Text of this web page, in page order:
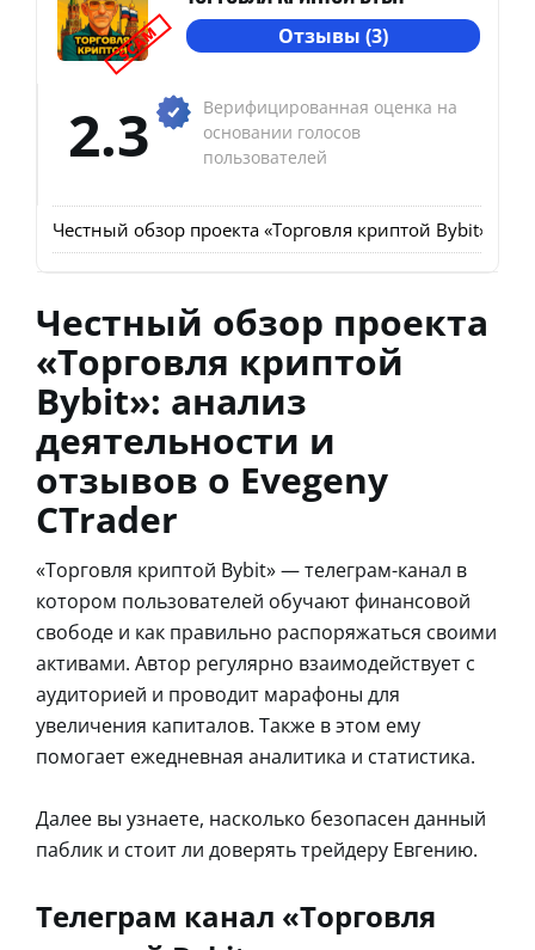
SCAM Отзывы (3)
2.3
Верифицированная оценка на
основании голосов
пользователей
Честный обзор проекта «Торговля криптой Bybit»:
Честный обзор проекта
«Торговля криптой
Bybit»: анализ
деятельности и
отзывов о Evegeny
CTrader
«Торговля криптой Bybit» — телеграм-канал в
котором пользователей обучают финансовой
свободе и как правильно распоряжаться своими
активами. Автор регулярно взаимодействует с
аудиторией и проводит марафоны для
увеличения капиталов. Также в этом ему
помогает ежедневная аналитика и статистика.
Далее вы узнаете, насколько безопасен данный
паблик и стоит ли доверять трейдеру Евгению.
Телеграм канал «Торговля